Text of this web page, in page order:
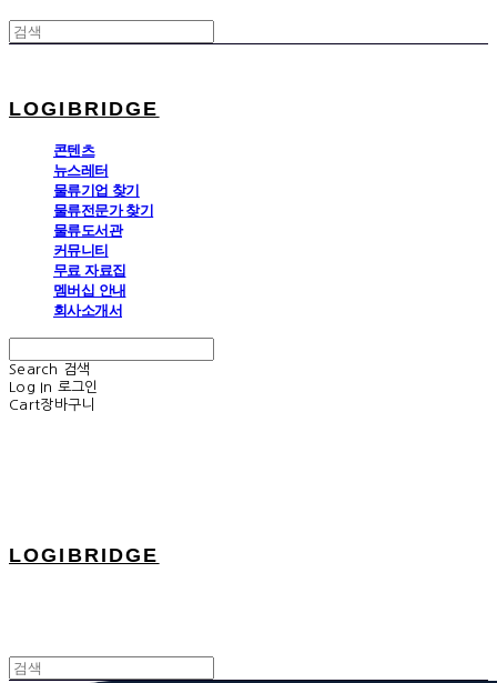
LOGIBRIDGE
콘텐츠
뉴스레터
물류기업 찾기
물류전문가 찾기
물류도서관
커뮤니티
무료 자료집
멤버십 안내
회사소개서
Search
검색
Log In 로그인
Cart장바구니
LOGIBRIDGE